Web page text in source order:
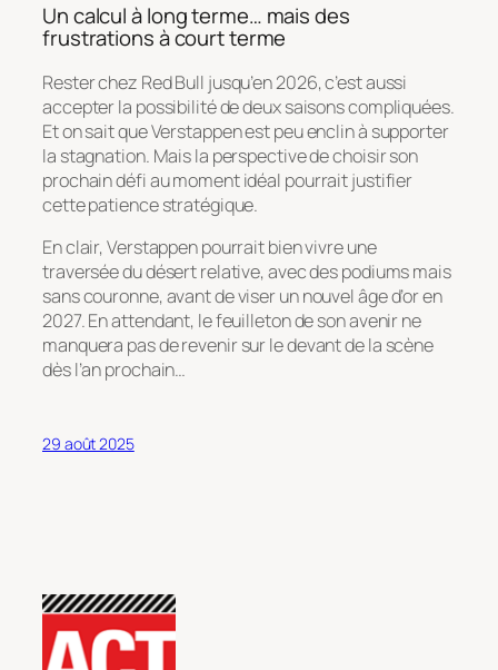
Un calcul à long terme… mais des
frustrations à court terme
Rester chez Red Bull jusqu’en 2026, c’est aussi
accepter la possibilité de deux saisons compliquées.
Et on sait que Verstappen est peu enclin à supporter
la stagnation. Mais la perspective de choisir son
prochain défi au moment idéal pourrait justifier
cette patience stratégique.
En clair, Verstappen pourrait bien vivre une
traversée du désert relative, avec des podiums mais
sans couronne, avant de viser un nouvel âge d’or en
2027. En attendant, le feuilleton de son avenir ne
manquera pas de revenir sur le devant de la scène
dès l’an prochain…
29 août 2025